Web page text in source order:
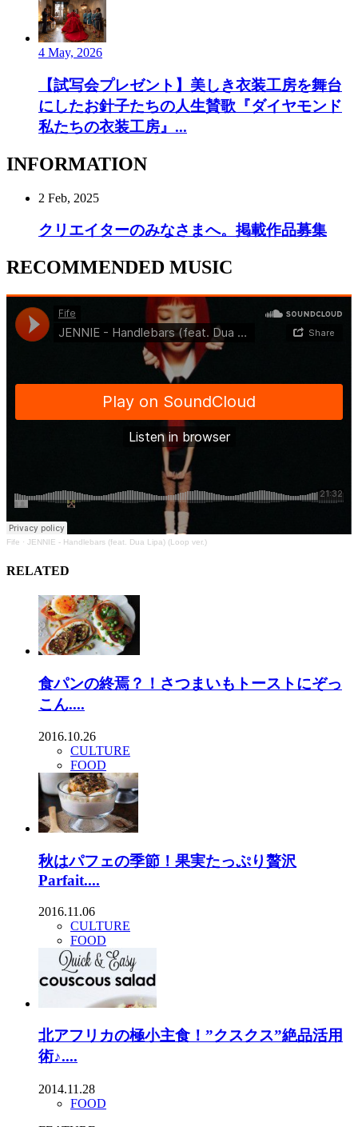
4 May, 2026
【試写会プレゼント】美しき衣装工房を舞台
にしたお針子たちの人生賛歌『ダイヤモンド
私たちの衣装工房』...
INFORMATION
2 Feb, 2025
クリエイターのみなさまへ。掲載作品募集
RECOMMENDED MUSIC
Fife · JENNIE - Handlebars (feat. Dua Lipa) (Loop ver.)
RELATED
食パンの終焉？！さつまいもトーストにぞっ
こん....
2016.10.26
CULTURE
FOOD
秋はパフェの季節！果実たっぷり贅沢
Parfait....
2016.11.06
CULTURE
FOOD
北アフリカの極小主食！”クスクス”絶品活用
術♪....
2014.11.28
FOOD